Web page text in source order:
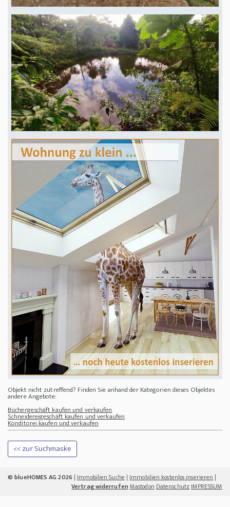
Objekt nicht zutreffend? Finden Sie anhand der Kategorien dieses Objektes
andere Angebote:
Büchergeschäft kaufen und verkaufen
Schneidereigeschäft kaufen und verkaufen
Konditorei kaufen und verkaufen
<< zur Suchmaske
© blueHOMES AG 2026 | Immobilien Suche | Immobilien kostenlos inserieren |
Vertrag widerrufenMastodon Datenschutz IMPRESSUM